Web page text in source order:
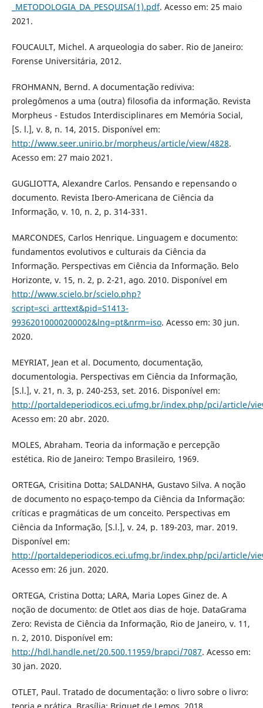
_METODOLOGIA_DA_PESQUISA(1).pdf. Acesso em: 25 maio
2021.
FOUCAULT, Michel. A arqueologia do saber. Rio de Janeiro:
Forense Universitária, 2012.
FROHMANN, Bernd. A documentação rediviva:
prolegômenos a uma (outra) filosofia da informação. Revista
Morpheus - Estudos Interdisciplinares em Memória Social,
[S. l.], v. 8, n. 14, 2015. Disponível em:
http://www.seer.unirio.br/morpheus/article/view/4828.
Acesso em: 27 maio 2021.
GUGLIOTTA, Alexandre Carlos. Pensando e repensando o
documento. Revista Ibero-Americana de Ciência da
Informação, v. 10, n. 2, p. 314-331.
MARCONDES, Carlos Henrique. Linguagem e documento:
fundamentos evolutivos e culturais da Ciência da
Informação. Perspectivas em Ciência da Informação. Belo
Horizonte, v. 15, n. 2, p. 2-21, ago. 2010. Disponível em
http://www.scielo.br/scielo.php?
script=sci_arttext&pid=S1413-
99362010000200002&lng=pt&nrm=iso. Acesso em: 30 jun.
2020.
MEYRIAT, Jean et al. Documento, documentação,
documentologia. Perspectivas em Ciência da Informação,
[S.l.], v. 21, n. 3, p. 240-253, set. 2016. Disponível em:
http://portaldeperiodicos.eci.ufmg.br/index.php/pci/article/
Acesso em: 20 abr. 2020.
MOLES, Abraham. Teoria da informação e percepção
estética. Rio de Janeiro: Tempo Brasileiro, 1969.
ORTEGA, Crisitina Dotta; SALDANHA, Gustavo Silva. A noção
de documento no espaço-tempo da Ciência da Informação:
críticas e pragmáticas de um conceito. Perspectivas em
Ciência da Informação, [S.l.], v. 24, p. 189-203, mar. 2019.
Disponível em:
http://portaldeperiodicos.eci.ufmg.br/index.php/pci/article/
Acesso em: 26 jun. 2020.
ORTEGA, Cristina Dotta; LARA, Maria Lopes Ginez de. A
noção de documento: de Otlet aos dias de hoje. DataGrama
Zero: Revista de Ciência da Informação, Rio de Janeiro, v. 11,
n. 2, 2010. Disponível em:
http://hdl.handle.net/20.500.11959/brapci/7087. Acesso em:
30 jan. 2020.
OTLET, Paul. Tratado de documentação: o livro sobre o livro: